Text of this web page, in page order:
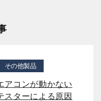
その他製品
アコンが動かない
スターによる原因